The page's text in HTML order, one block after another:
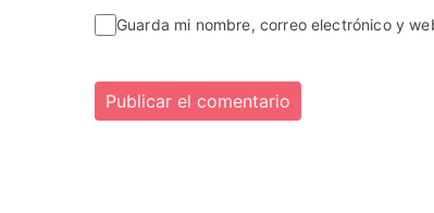
Guarda mi nombre, correo electrónico y